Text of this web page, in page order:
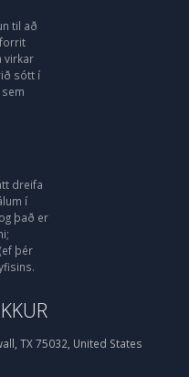
til að
virkar
sótt í
dreifa
í
það er
þér
TX 75032, United States